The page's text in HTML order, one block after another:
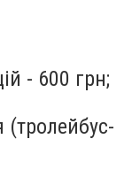
- 600 грн;
(тролейбус-